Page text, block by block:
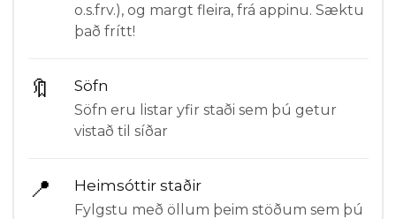
o.s.frv.), og margt fleira, frá appinu. Sæktu
það frítt!
🔖 Söfn
Söfn eru listar yfir staði sem þú getur
vistað til síðar
📍 Heimsóttir staðir
Fylgstu með öllum þeim stöðum sem þú